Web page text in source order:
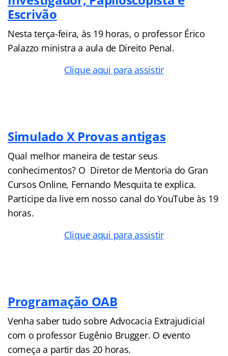
Escrivão
Nesta terça-feira, às 19 horas, o professor Érico
Palazzo ministra a aula de Direito Penal.
Clique aqui para assistir
Simulado X Provas antigas
Qual melhor maneira de testar seus
conhecimentos? O Diretor de Mentoria do Gran
Cursos Online, Fernando Mesquita te explica.
Participe da live em nosso canal do YouTube às 19
horas.
Clique aqui para assistir
Programação OAB
Venha saber tudo sobre Advocacia Extrajudicial
com o professor Eugênio Brugger. O evento
começa a partir das 20 horas.